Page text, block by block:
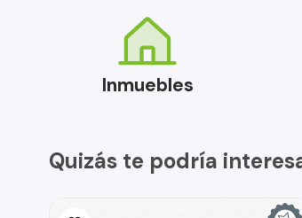
Inmuebles
Quizás te podría